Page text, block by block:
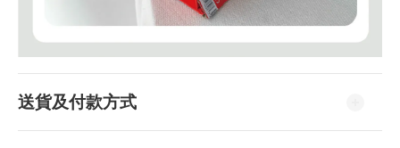
送貨及付款方式